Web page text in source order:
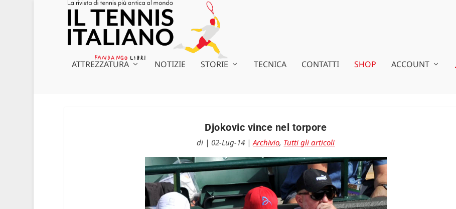
ATTREZZATURA NOTIZIE STORIE TECNICA CONTATTI SHOP ACCOUNT
Djokovic vince nel torpore
di | 02-Lug-14 |Archivio, Tutti gli articoli